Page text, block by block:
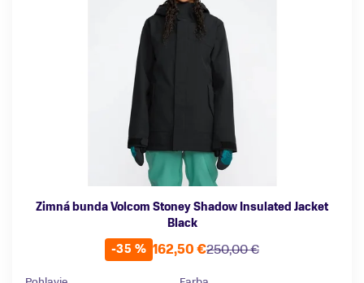
Zimná bunda Volcom Stoney Shadow Insulated Jacket
Black
-35 %
250,00 €
162,50 €